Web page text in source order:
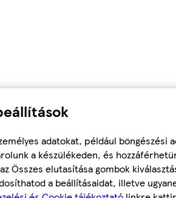
adatokat, például böngészési
a készülékeden, és
Összes elutasítása gombok
a beállításaidat, illetve